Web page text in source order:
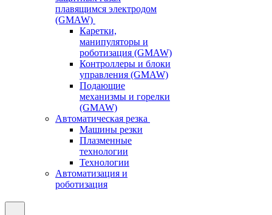
плавящимся электродом
(GMAW)
Каретки,
манипуляторы и
роботизация (GMAW)
Контроллеры и блоки
управления (GMAW)
Подающие
механизмы и горелки
(GMAW)
Автоматическая резка
Машины резки
Плазменные
технологии
Технологии
Автоматизация и
роботизация